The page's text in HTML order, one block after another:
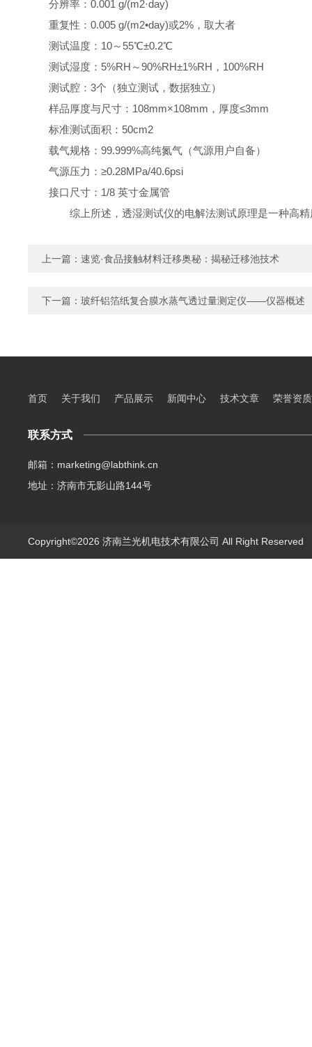
分辨率：0.001 g/(m2·day)
重复性：0.005 g/(m2•day)或2%，取大者
测试温度：10～55℃±0.2℃
测试湿度：5%RH～90%RH±1%RH，100%RH
测试腔：3个（独立测试，数据独立）
样品厚度与尺寸：108mm×108mm，厚度≤3mm
标准测试面积：50cm2
载气规格：99.999%高纯氮气（气源用户自备）
气源压力：≥0.28MPa/40.6psi
接口尺寸：1/8 英寸金属管
综上所述，透湿测试仪的电解法测试原理是一种高精
上一篇： 速览·食品接触材料迁移奥秘：揭秘迁移池技术
下一篇： 玻纤铝箔纸复合膜水蒸气透过量测定仪——仪器概述
首页 关于我们 产品展示 新闻中心 技术文章 荣誉资质
联系方式
邮箱：marketing@labthink.cn
地址：济南市无影山路144号
Copyright©2026 济南兰光机电技术有限公司 All Right